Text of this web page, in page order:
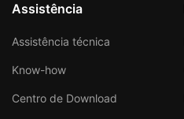
Assistência
Assistência técnica
Know-how
Centro de Download